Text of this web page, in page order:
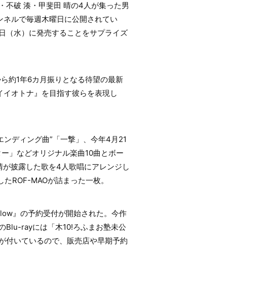
不破 湊・甲斐田 晴の4人が集った男
ルで毎週木曜日に公開されてい
（水）に発売することをサプライズ
約1年6カ月振りとなる待望の最新
オトナ』を目指す彼らを表現し
ディング曲”「一撃」、今年4月21
」などオリジナル楽曲10曲とボー
披露した歌を4⼈歌唱にアレンジし
ROF-MAOが詰まった一枚。
』の予約受付が開始された。今作
Blu-rayには「木10!ろふまお塾未公
付いているので、販売店や早期予約